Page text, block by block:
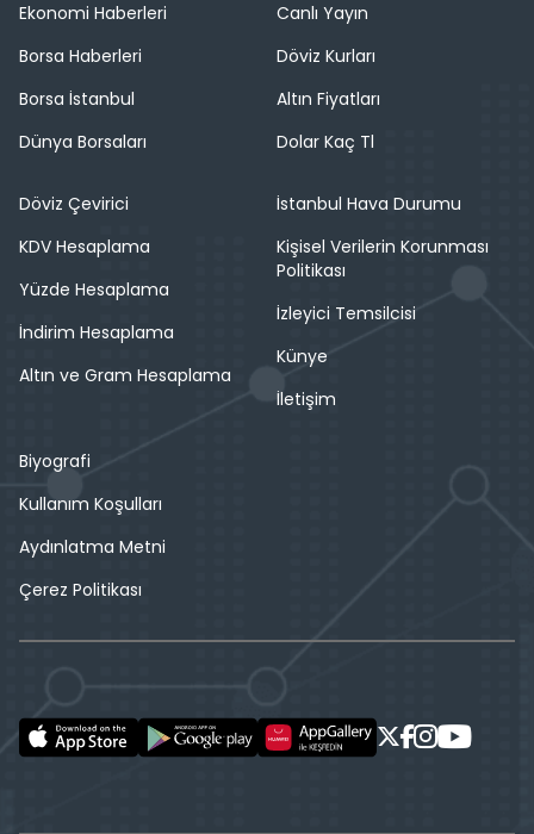
Ekonomi Haberleri
Borsa Haberleri
Borsa İstanbul
Dünya Borsaları
Canlı Yayın
Döviz Kurları
Altın Fiyatları
Dolar Kaç Tl
Döviz Çevirici
KDV Hesaplama
Yüzde Hesaplama
İndirim Hesaplama
Altın ve Gram Hesaplama
İstanbul Hava Durumu
Kişisel Verilerin Korunması
Politikası
İzleyici Temsilcisi
Künye
İletişim
Biyografi
Kullanım Koşulları
Aydınlatma Metni
Çerez Politikası